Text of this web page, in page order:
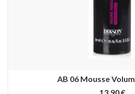
AB 06 Mousse